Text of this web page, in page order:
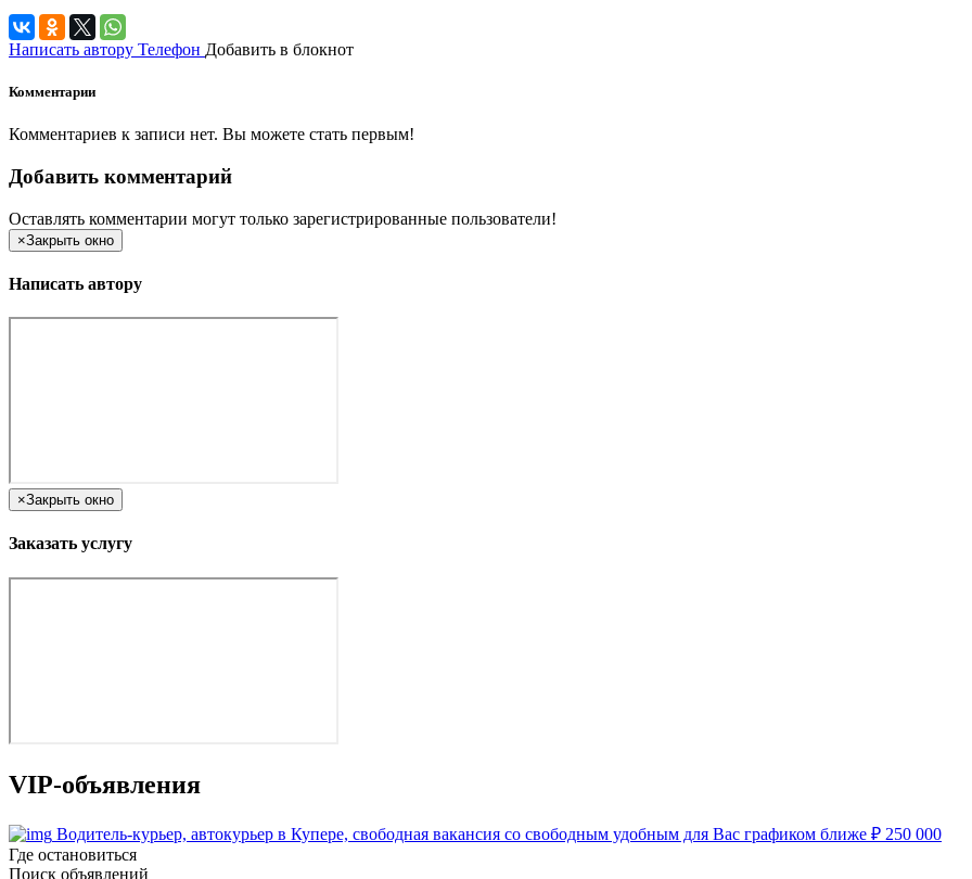
Написать автору Телефон Добавить в блокнот
Комментарии
Комментариев к записи нет. Вы можете стать первым!
Добавить комментарий
Оставлять комментарии могут только зарегистрированные пользователи!
×Закрыть окно
Написать автору
×Закрыть окно
Заказать услугу
VIP-объявления
Водитель-курьер, автокурьер в Купере, свободная вакансия со свободным удобным для Вас графиком ближе ₽ 250 000
Где остановиться
Поиск объявлений